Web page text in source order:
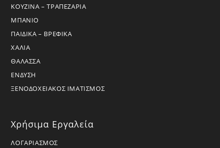
ΚΟΥΖΙΝΑ – ΤΡΑΠΕΖΑΡΙΑ
ΜΠΑΝΙΟ
ΠΑΙΔΙΚΑ – ΒΡΕΦΙΚΑ
ΧΑΛΙΑ
ΘΑΛΑΣΣΑ
ΕΝΔΥΣΗ
ΞΕΝΟΔΟΧΕΙΑΚΟΣ ΙΜΑΤΙΣΜΟΣ
Χρήσιμα Εργαλεία
ΛΟΓΑΡΙΑΣΜΟΣ